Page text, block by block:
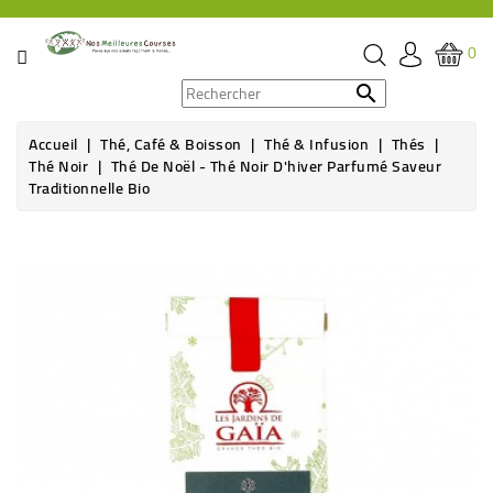
CATÉGORIE
ÉPICERIE
0

Accueil Thé, Café & Boisson Thé & Infusion Thés
Thé Noir Thé De Noël - Thé Noir D'hiver Parfumé Saveur
Traditionnelle Bio